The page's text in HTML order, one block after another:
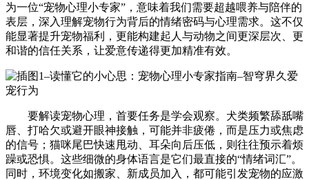
为一位“宠物心理小专家”，意味着我们需要超越喂养与陪伴的
表层，深入理解宠物行为背后的情绪密码与心理需求。这不仅
能显著提升宠物福利，更能构建起人与动物之间更深层次、更
和谐的信任关系，让爱意传递得更加精准有效。
要解读宠物心理，首要任务是学会观察。犬类频繁舔舐嘴
唇、打哈欠或避开眼神接触，可能并非疲倦，而是压力或焦虑
的信号；猫咪尾巴快速甩动、耳朵向后压低，则往往预示着烦
躁或恐惧。这些细微的身体语言是它们最直接的“情绪词汇”。
同时，环境变化如搬家、新成员加入，都可能引发宠物的应激